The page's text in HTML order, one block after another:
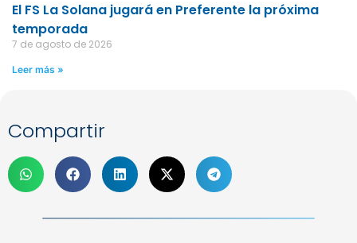
El FS La Solana jugará en Preferente la próxima
temporada
7 de agosto de 2026
Leer más »
Compartir